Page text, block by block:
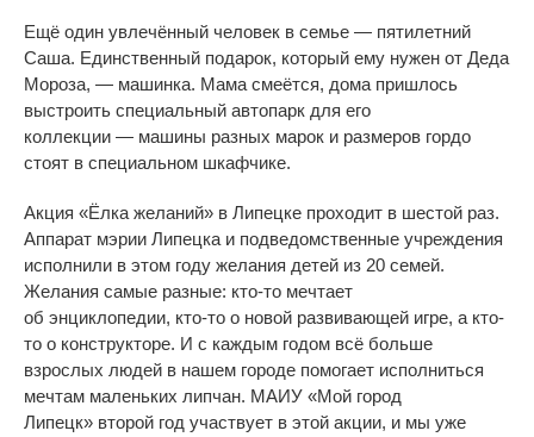
Ещё один увлечённый человек в семье — пятилетний
Саша. Единственный подарок, который ему нужен от Деда
Мороза, — машинка. Мама смеётся, дома пришлось
выстроить специальный автопарк для его
коллекции — машины разных марок и размеров гордо
стоят в специальном шкафчике.
Акция «Ёлка желаний» в Липецке проходит в шестой раз.
Аппарат мэрии Липецка и подведомственные учреждения
исполнили в этом году желания детей из 20 семей.
Желания самые разные: кто-то мечтает
об энциклопедии, кто-то о новой развивающей игре, а кто-
то о конструкторе. И с каждым годом всё больше
взрослых людей в нашем городе помогает исполниться
мечтам маленьких липчан. МАИУ «Мой город
Липецк» второй год участвует в этой акции, и мы уже